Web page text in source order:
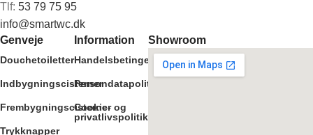
Tlf: 53 79 75 95
info@smartwc.dk
Genveje
Douchetoiletter
Indbygningscisterner
Frembygningscisterner
Trykknapper
Information
Handelsbetingelser
Persondatapolitik
Cookie- og
privatlivspolitik
Showroom